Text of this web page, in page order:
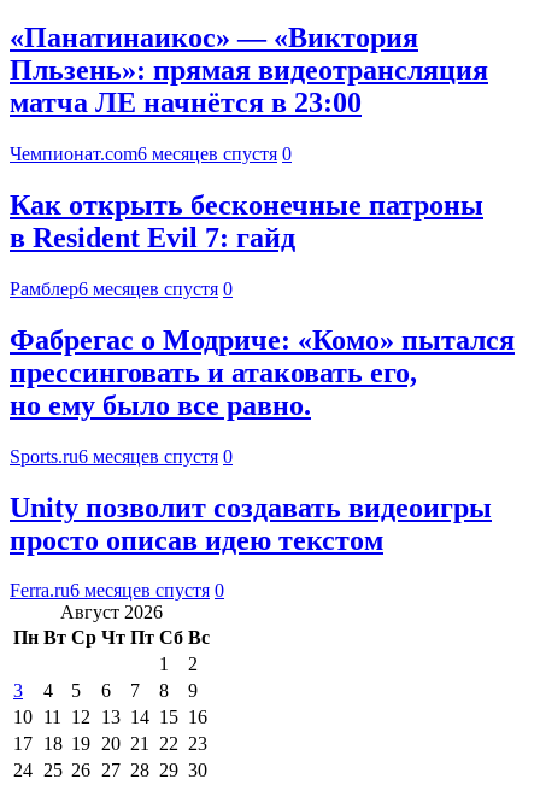
«Панатинаикос» — «Виктория
Пльзень»: прямая видеотрансляция
матча ЛЕ начнётся в 23:00
Чемпионат.com6 месяцев спустя 0
Как открыть бесконечные патроны
в Resident Evil 7: гайд
Рамблер6 месяцев спустя 0
Фабрегас о Модриче: «Комо» пытался
прессинговать и атаковать его,
но ему было все равно.
Sports.ru6 месяцев спустя 0
Unity позволит создавать видеоигры
просто описав идею текстом
Ferra.ru6 месяцев спустя 0
Август 2026
Пн Вт Ср Чт Пт Сб Вс
1
2
3
4 5 6 7 8
9
10 11 12 13 14 15 16
17 18 19 20 21 22 23
24 25 26 27 28 29 30